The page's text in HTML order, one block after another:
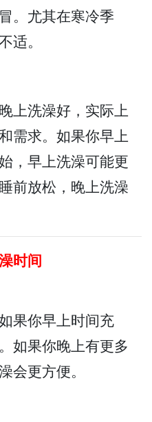
。尤其在寒冷季
适。
上洗澡好，实际上
需求。如果你早上
，早上洗澡可能更
前放松，晚上洗澡
时间
果你早上时间充
如果你晚上有更多
会更方便。